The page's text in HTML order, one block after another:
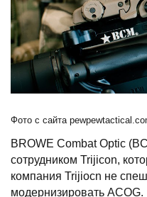
Фото с сайта
BROWE Combat Optic
сотрудником Trijicon,
компания Trijiocn не
модернизировать ACOG.